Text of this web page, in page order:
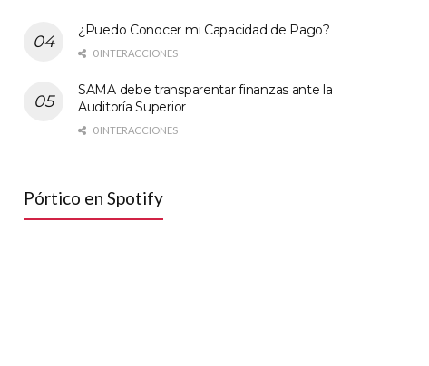
¿Puedo Conocer mi Capacidad de Pago?
0 INTERACCIONES
SAMA debe transparentar finanzas ante la
Auditoría Superior
0 INTERACCIONES
Pórtico en Spotify